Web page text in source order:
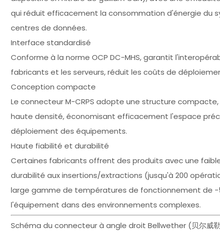
qui réduit efficacement la consommation d'énergie du
centres de données.
Interface standardisé
Conforme à la norme OCP DC-MHS, garantit
fabricants et les serveurs, réduit les coûts de
Conception compacte
Le connecteur M-CRPS adopte une structure
haute densité, économisant efficacement l'espace
déploiement des équipements.
Haute fiabilité et durabilité
Certaines fabricants offrent des produits avec une
durabilité aux insertions/extractions (jusqu'à 200
large gamme de températures de fonctionnement de -
l'équipement dans des environnements complexes.
Schéma du connecteur à angle droit Bellwether (贝尔威